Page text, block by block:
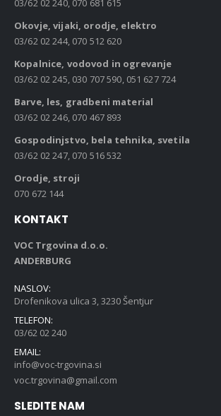
03/62 02 240, 070 681 615
Okovje, vijaki, orodje, elektro
03/62 02 244, 070 512 620
Kopalnice, vodovod in ogrevanje
03/62 02 245, 030 707 590, 051 627 724
Barve, les, gradbeni material
03/62 02 246, 070 467 893
Gospodinjstvo, bela tehnika, svetila
03/62 02 247, 070 516 532
Orodje, stroji
070 672 144
KONTAKT
VOC Trgovina d.o.o.
ANDERBURG
NASLOV:
Drofenikova ulica 3, 3230 Šentjur
TELEFON:
03/62 02 240
EMAIL:
info@voc-trgovina.si
voc.trgovina@gmail.com
SLEDITE NAM